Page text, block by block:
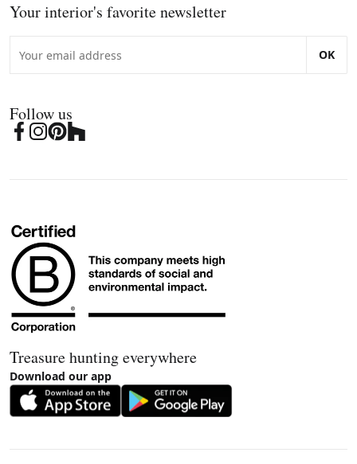
Your interior's favorite newsletter
OK
Follow us
Treasure hunting everywhere
Download our app